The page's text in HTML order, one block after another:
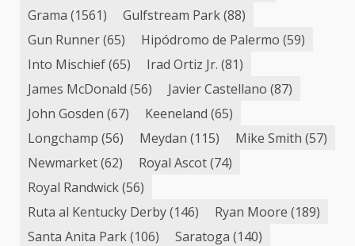
Grama (1561) Gulfstream Park(88)
Gun Runner(65) Hipódromo de Palermo (59)
Into Mischief(65) Irad Ortiz Jr. (81)
James McDonald (56) Javier Castellano (87)
John Gosden (67) Keeneland (65)
Longchamp (56) Meydan (115) Mike Smith (57)
Newmarket(62) Royal Ascot(74)
Royal Randwick(56)
Ruta al Kentucky Derby(146) Ryan Moore (189)
Santa Anita Park(106) Saratoga (140)